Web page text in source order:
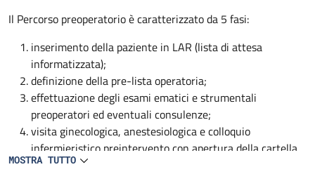
Il Percorso preoperatorio è caratterizzato da 5 fasi:
inserimento della paziente in LAR (lista di attesa
informatizzata);
definizione della pre-lista operatoria;
effettuazione degli esami ematici e strumentali
preoperatori ed eventuali consulenze;
visita ginecologica, anestesiologica e colloquio
infermieristico preintervento con apertura della cartella
clinica e infermieristica;
MOSTRA TUTTO